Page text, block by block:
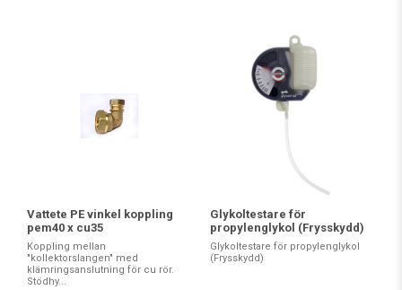
Vattete PE vinkel koppling
pem40 x cu35
Koppling mellan
"kollektorslangen" med
klämringsanslutning för cu rör.
Stödhy...
Glykoltestare för
propylenglykol (Frysskydd)
Glykoltestare för propylenglykol
(Frysskydd)